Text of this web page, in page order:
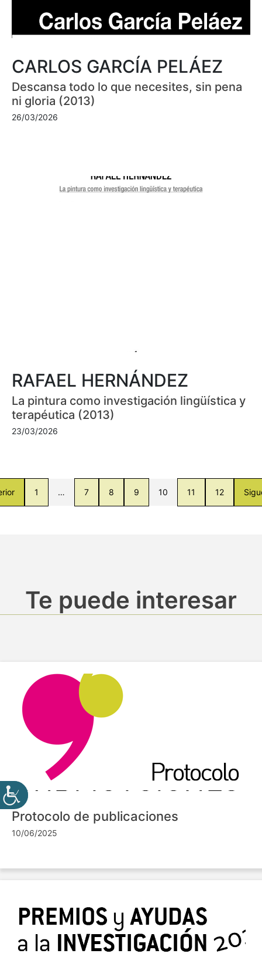
CARLOS GARCÍA PELÁEZ
Descansa todo lo que necesites, sin pena
ni gloria (2013)
26/03/2026
RAFAEL HERNÁNDEZ
La pintura como investigación lingüística y
terapéutica (2013)
23/03/2026
1 … 7 8 9 10 11 12
Te puede interesar
Protocolo de publicaciones
10/06/2025